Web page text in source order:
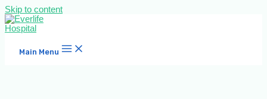
Skip to content
Main Menu